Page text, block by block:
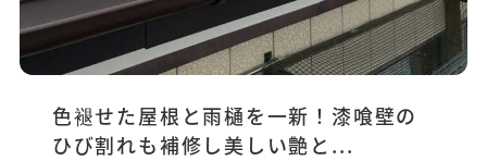
色褪せた屋根と雨樋を一新！漆喰壁の
ひび割れも補修し美しい艶と...